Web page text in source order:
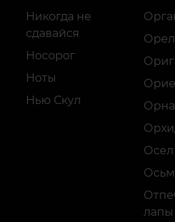
Никогда не
сдавайся
Носорог
Ноты
Нью Скул
Орел
Осел
лапы